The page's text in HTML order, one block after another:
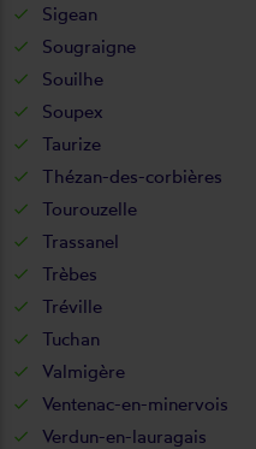
Sigean
Sougraigne
Souilhe
Soupex
Taurize
Thézan-des-corbières
Tourouzelle
Trassanel
Trèbes
Tréville
Tuchan
Valmigère
Ventenac-en-minervois
Verdun-en-lauragais